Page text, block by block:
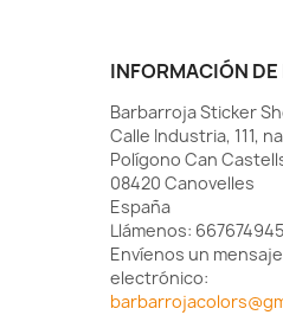
INFORMACIÓN
Barbarroja Sticker
Calle Industria, 111,
Polígono Can
08420 Canovelles
España
Llámenos: 667674945
Envíenos un
electrónico: